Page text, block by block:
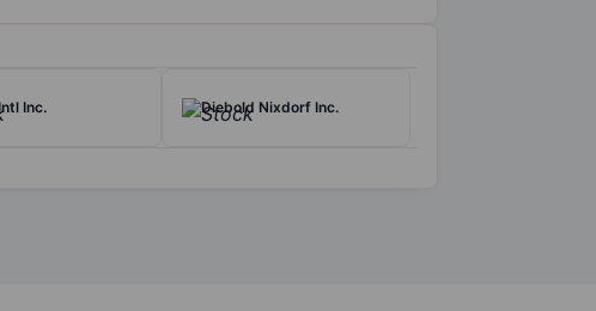
Inc. Diebold Nixdorf Inc.